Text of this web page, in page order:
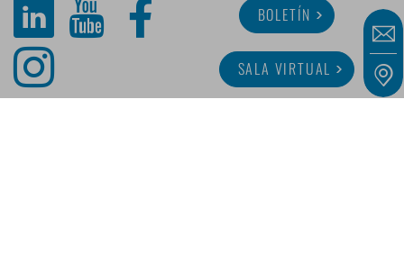
BOLETÍN
SALA VIRTUAL